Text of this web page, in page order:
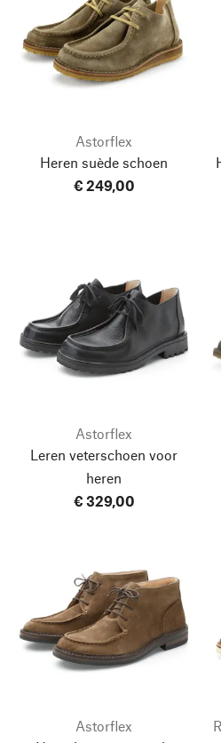
Astorflex
Heren suède schoen
€ 249,00
Astorflex
Leren veterschoen voor
heren
€ 329,00
Astorflex